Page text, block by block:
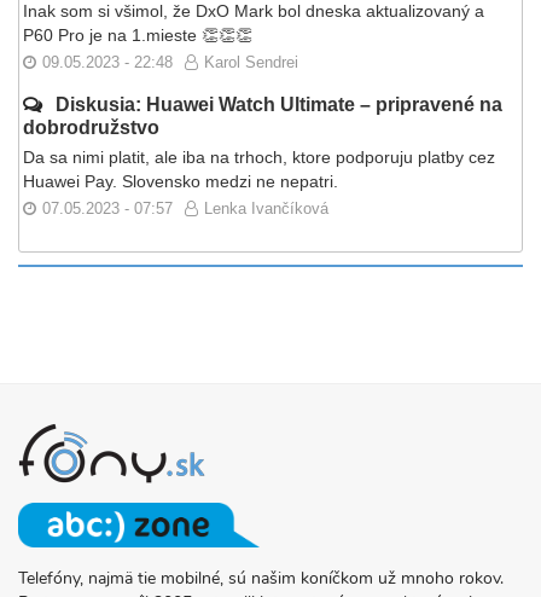
Inak som si všimol, že DxO Mark bol dneska aktualizovaný a
P60 Pro je na 1.mieste 👏👏👏
09.05.2023 - 22:48 Karol Sendrei
Diskusia: Huawei Watch Ultimate – pripravené na
dobrodružstvo
Da sa nimi platit, ale iba na trhoch, ktore podporuju platby cez
Huawei Pay. Slovensko medzi ne nepatri.
07.05.2023 - 07:57 Lenka Ivančíková
Telefóny, najmä tie mobilné, sú našim koníčkom už mnoho rokov.